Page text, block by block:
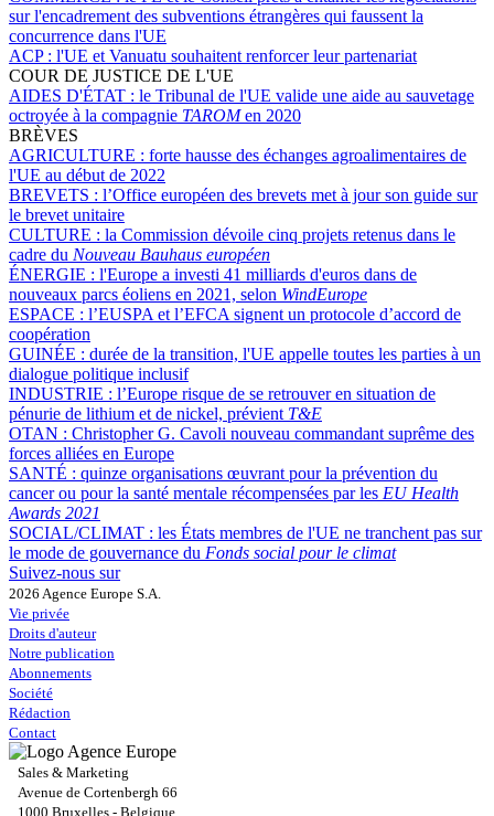
sur l'encadrement des subventions étrangères qui faussent la
concurrence dans l'UE
ACP : l'UE et Vanuatu souhaitent renforcer leur partenariat
COUR DE JUSTICE DE L'UE
AIDES D'ÉTAT : le Tribunal de l'UE valide une aide au sauvetage
octroyée à la compagnie TAROMen 2020
BRÈVES
AGRICULTURE : forte hausse des échanges agroalimentaires de
l'UE au début de 2022
BREVETS : l’Office européen des brevets met à jour son guide sur
le brevet unitaire
CULTURE : la Commission dévoile cinq projets retenus dans le
cadre du Nouveau Bauhaus européen
ÉNERGIE : l'Europe a investi 41 milliards d'euros dans de
nouveaux parcs éoliens en 2021, selon WindEurope
ESPACE : l’EUSPA et l’EFCA signent un protocole d’accord de
coopération
GUINÉE : durée de la transition, l'UE appelle toutes les parties à un
dialogue politique inclusif
INDUSTRIE : l’Europe risque de se retrouver en situation de
pénurie de lithium et de nickel, prévient T&E
OTAN : Christopher G. Cavoli nouveau commandant suprême des
forces alliées en Europe
SANTÉ : quinze organisations œuvrant pour la prévention du
cancer ou pour la santé mentale récompensées par les EU Health
Awards 2021
SOCIAL/CLIMAT : les États membres de l'UE ne tranchent pas sur
le mode de gouvernance du Fonds social pour le climat
Suivez-nous sur
2026 Agence Europe S.A.
Vie privée
Droits d'auteur
Notre publication
Abonnements
Société
Rédaction
Contact
Sales & Marketing
Avenue de Cortenbergh 66
1000 Bruxelles - Belgique